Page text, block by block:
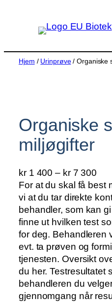
Hjem / Urinprøve/ Organiske
Organiske
miljøgifter
kr1 400 – kr7 300
r
i
s
o
m
r
å
d
e
:
For at du skal få best
vi at du tar direkte
behandler, som kan
finne ut hvilken test
for deg. Behandleren
evt. ta prøven og
tjenesten. Oversikt
du her. Testresultatet
behandleren du
gjennomgang når